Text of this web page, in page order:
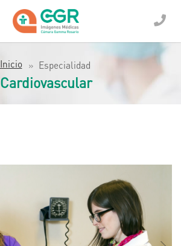
Inicio Especialidad
Cardiovascular